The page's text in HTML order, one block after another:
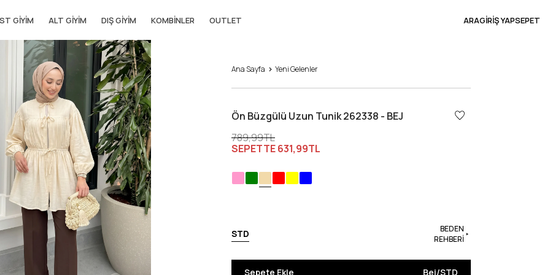
GIYIM ALT GIYIM DIŞ GIYIM KOMBINLER OUTLET ARAGİRİŞ YAPSEPET
Ana Sayfa Yeni Gelenler
Ön Büzgülü Uzun Tunik 262338 - BEJ
789,99TL
SEPETTE631,99TL
STD
BEDEN
REHBERİ
Sepete Ekle Bej/STD